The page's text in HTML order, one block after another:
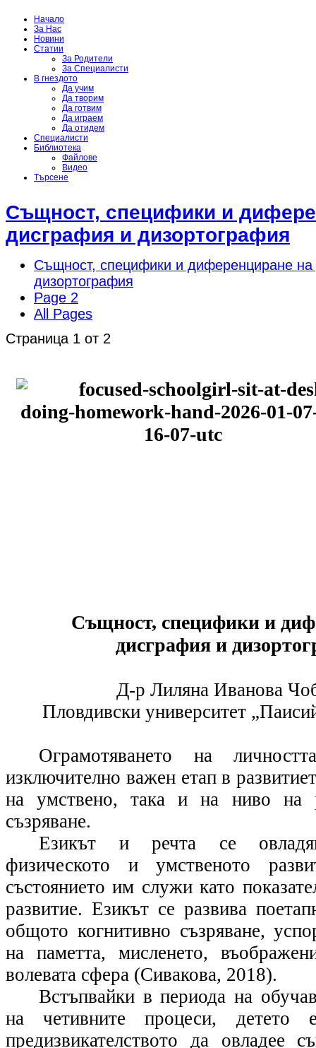
Начало
За Нас
Новини
Статии
За Родители
За Специалисти
В гнездото
Да учим
Да творим
Да готвим
Да играем
Да отидем
Специалисти
Библиотека
Файлове
Видео
Търсене
Същност, специфики и
дисграфия и дизортография
Същност, специфики и диференциране на
дизортография
Page 2
All Pages
Страница 1 от 2
Същност, специфики и
дисграфия и
Д-р Лиляна Иванова
Пловдивски университет
Ограмотяването на
изключително важен етап в
на умствено, така и на ниво на
съзряване.
Езикът и речта се
физическото и умственото
състоянието им служи като
развитие. Езикът се развива
общото когнитивно съзряване,
на паметта, мисленето,
волевата сфера (Сивакова, 2018).
Встъпвайки в периода на
на четивните процеси, детето
предизвикателството да овладее